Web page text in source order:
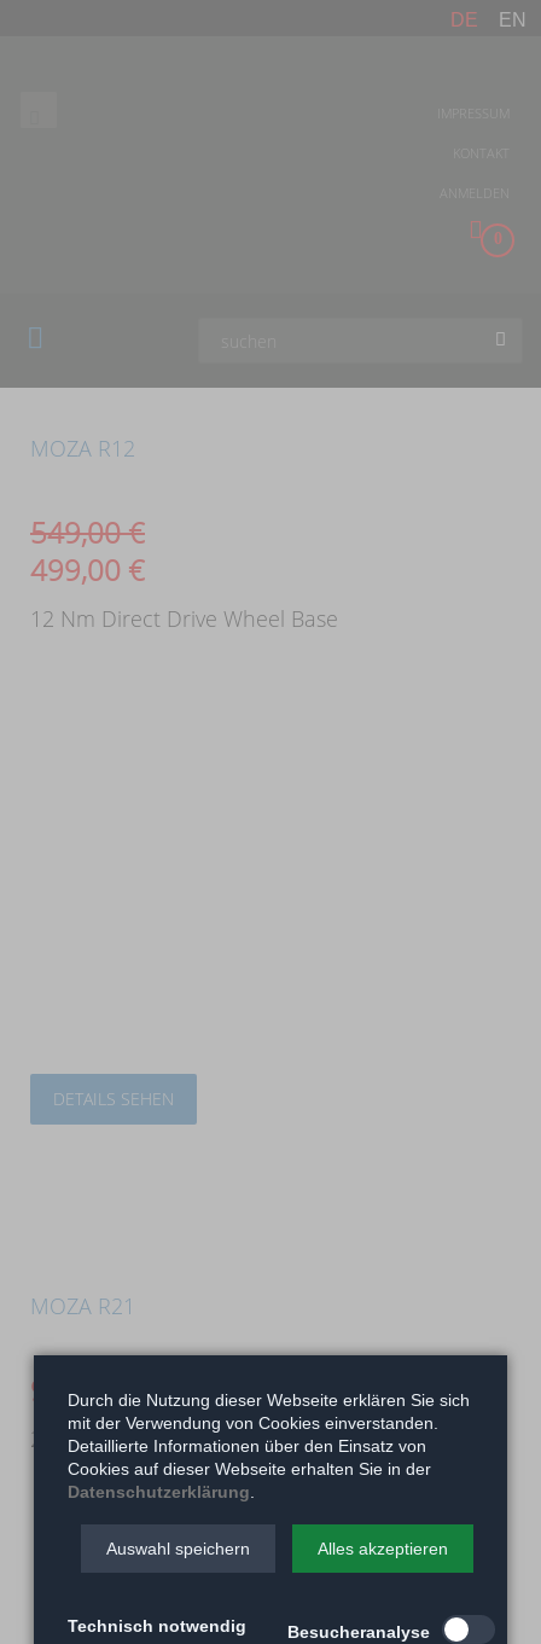
DE EN
0
Durch die Nutzung dieser Webseite erklären Sie sich
mit der Verwendung von Cookies einverstanden.
Detaillierte Informationen über den Einsatz von
Cookies auf dieser Webseite erhalten Sie in der
Datenschutzerklärung.
Auswahl speichern Alles akzeptieren
Technisch notwendig Besucheranalyse
MOZA R12
549,00€
499,00 €
12 Nm Direct Drive Wheel Base
DETAILS SEHEN
MOZA R21
949,00€
21 Nm Direct Drive Wheel Base